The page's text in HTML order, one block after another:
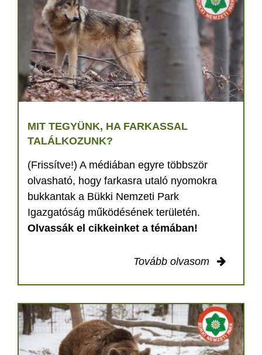
MIT TEGYÜNK, HA FARKASSAL
TALÁLKOZUNK?
(Frissítve!) A médiában egyre többször
olvasható, hogy farkasra utaló nyomokra
bukkantak a Bükki Nemzeti Park
Igazgatóság működésének területén.
Olvassák el cikkeinket a témában!
Tovább olvasom